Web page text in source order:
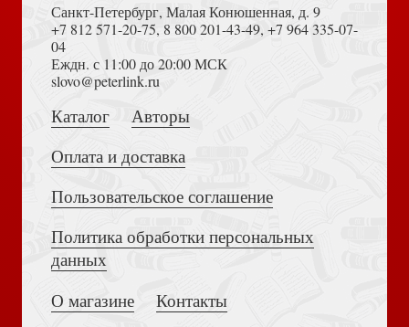
Феномен русского православия на Венгерской земле
Достоевский Ф.М. Сила и правда России (2024)
Толкование на Апокалипсис (Тихоний Африканский)
Санкт-Петербург, Малая Конюшенная, д. 9
+7 812 571-20-75, 8 800 201-43-49, +7 964 335-07-
04
Еждн. с 11:00 до 20:00 МСК
slovo@peterlink.ru
Каталог
Авторы
Оплата и доставка
Пользовательское соглашение
Политика обработки персональных
данных
О магазине
Контакты